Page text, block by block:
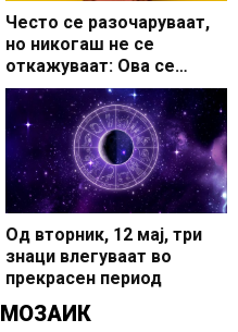
Често се разочаруваат,
но никогаш не се
откажуваат: Ова се
најупорните хороскопски
знаци
Од вторник, 12 мај, три
знаци влегуваат во
прекрасен период
МОЗАИК